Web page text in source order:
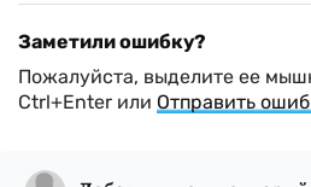
Заметили ошибку?
Пожалуйста, выделите ее
Ctrl+Enter или Отправить